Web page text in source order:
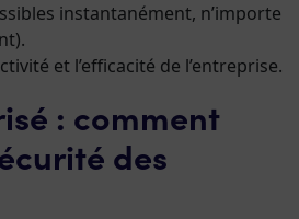
instantanément, n’importe
et l’efficacité de l’entreprise.
: comment
des